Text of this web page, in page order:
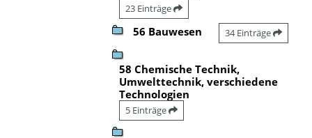
23 Einträge
56 Bauwesen 34 Einträge
58 Chemische Technik,
Umwelttechnik, verschiedene
Technologien
5 Einträge